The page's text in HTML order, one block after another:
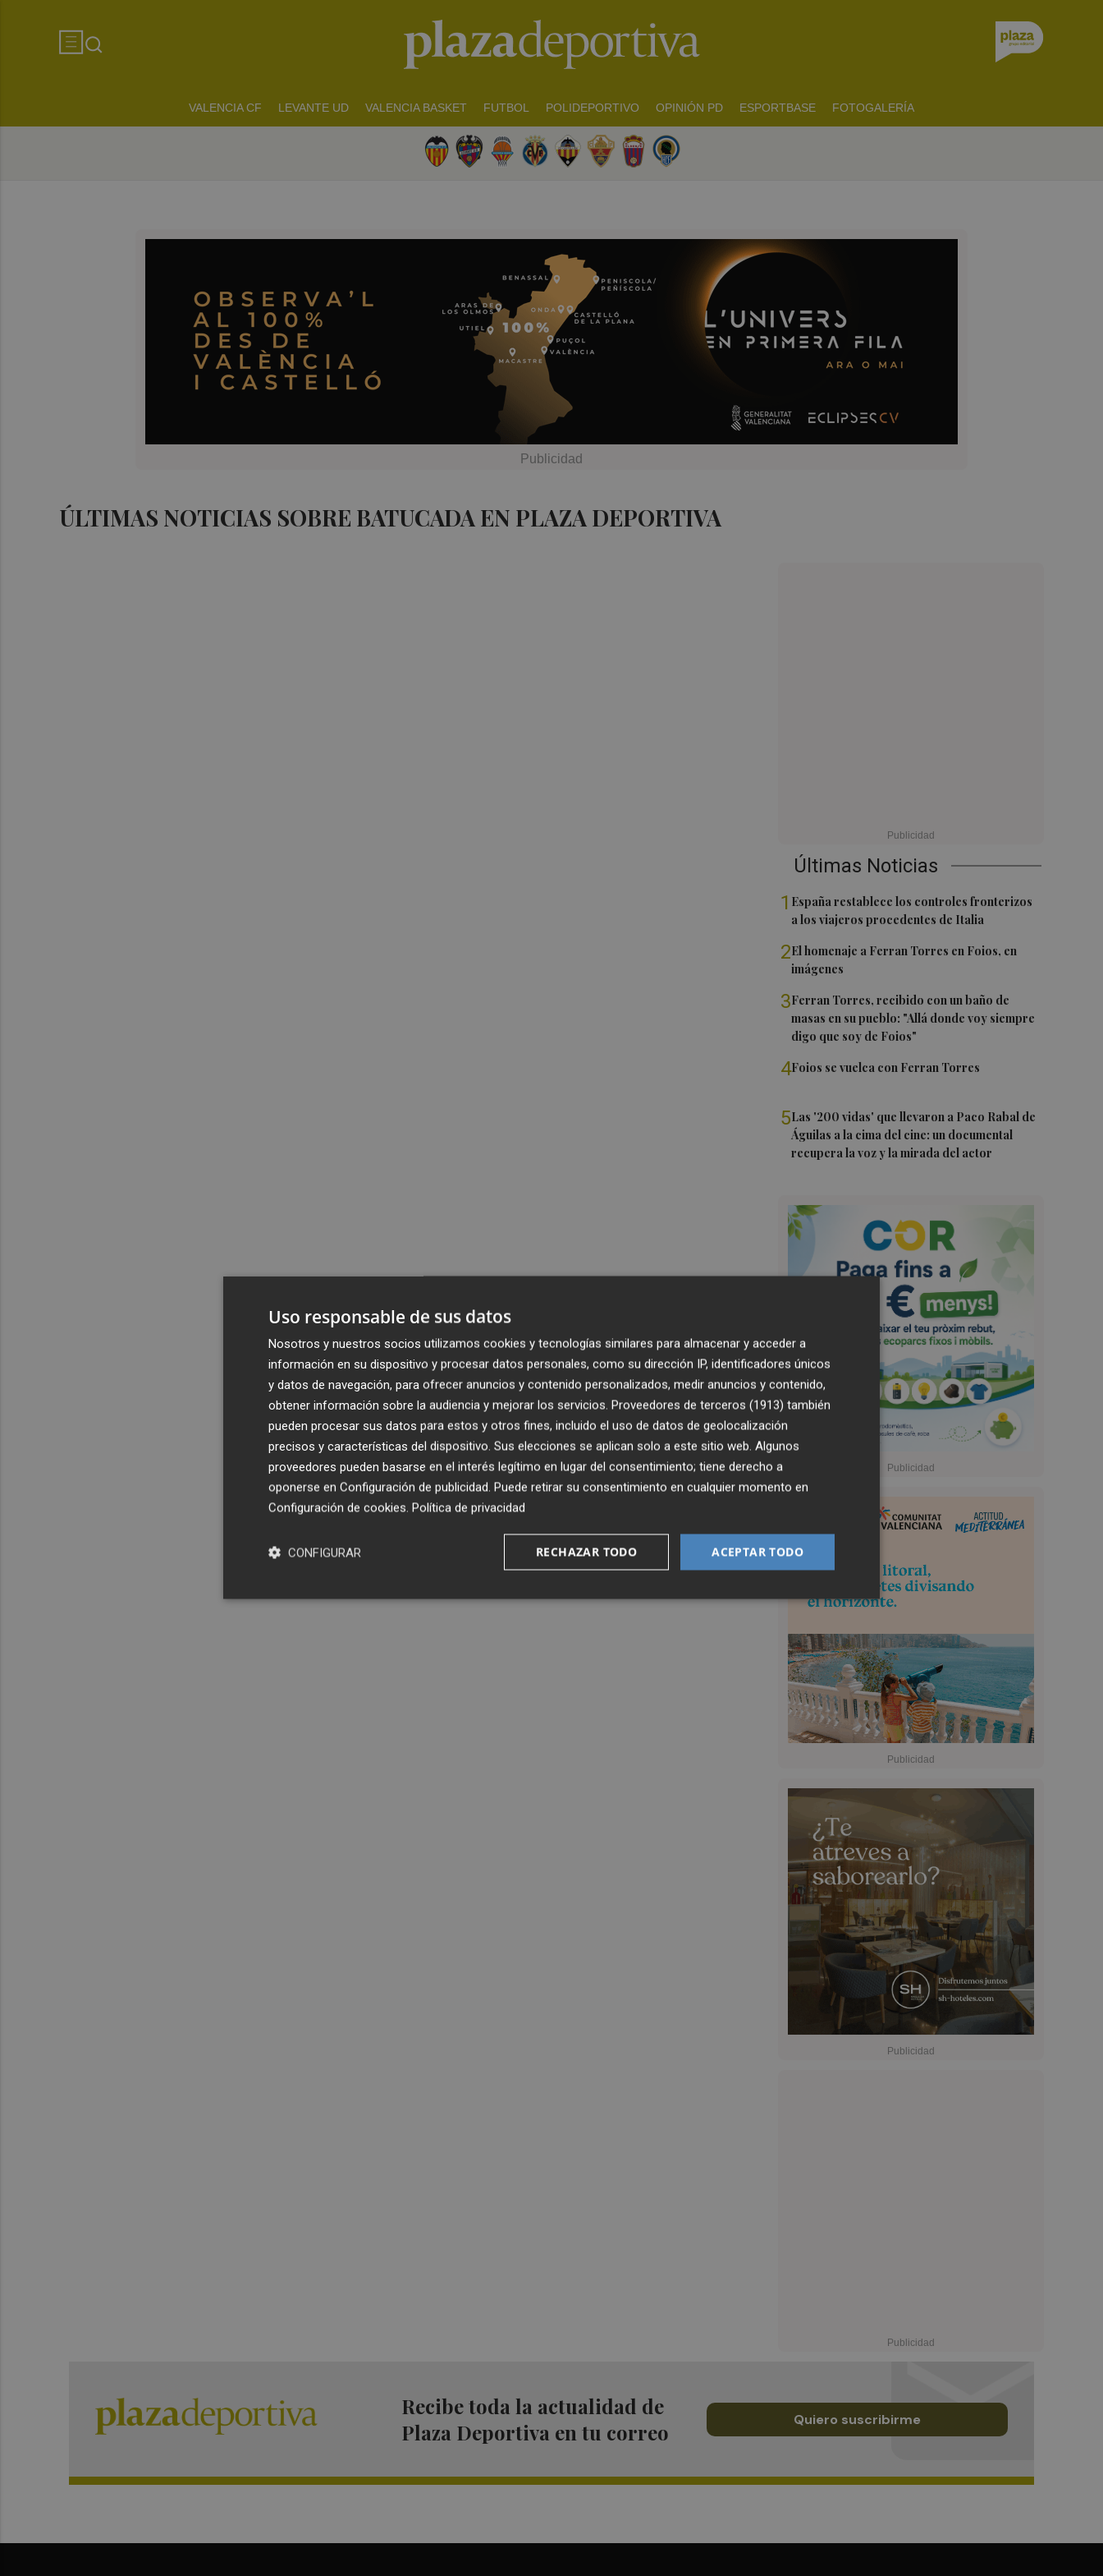
VALENCIA CF LEVANTE UD VALENCIA BASKET FUTBOL POLIDEPORTIVO OPINIÓN PD ESPORTBASE FOTOGALERÍA
ÚLTIMAS NOTICIAS SOBRE BATUCADA EN PLAZA DEPORTIVA
Últimas Noticias
1 España restablece los controles fronterizos
a los viajeros procedentes de Italia
2El homenaje a Ferran Torres en Foios, en
imágenes
3Ferran Torres, recibido con un baño de
masas en su pueblo: "Allá donde voy siempre
digo que soy de Foios"
4Foios se vuelca con Ferran Torres
5Las '200 vidas' que llevaron a Paco Rabal de
Águilas a la cima del cine: un documental
recupera la voz y la mirada del actor
Recibe toda la actualidad de
Plaza Deportiva en tu correo
Quiero suscribirme
Uso responsable de sus datos
Nosotros y nuestros socios utilizamos cookies y tecnologías similares para almacenar y acceder a
información en su dispositivo y procesar datos personales, como su dirección IP, identificadores únicos
y datos de navegación, para ofrecer anuncios y contenido personalizados, medir anuncios y contenido,
obtener información sobre la audiencia y mejorar los servicios. Proveedores de terceros (1913) también
pueden procesar sus datos para estos y otros fines, incluido el uso de datos de geolocalización
precisos y características del dispositivo. Sus elecciones se aplican solo a este sitio web. Algunos
proveedores pueden basarse en el interés legítimo en lugar del consentimiento; tiene derecho a
oponerse en Configuración de publicidad. Puede retirar su consentimiento en cualquier momento en
Configuración de cookies. Política de privacidad
ACEPTAR TODO
RECHAZAR TODO
CONFIGURAR